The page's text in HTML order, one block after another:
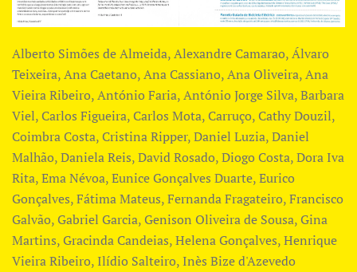
Alberto Simões de Almeida, Alexandre Camarao, Álvaro
Teixeira, Ana Caetano, ​Ana Cassiano, ​Ana Oliveira, Ana
Vieira Ribeiro, António Faria, António Jorge Silva, Barbara
Viel, Carlos Figueira, Carlos Mota, Carruço, Cathy Douzil,
Coimbra Costa, Cristina Ripper, Daniel Luzia, Daniel
Malhão, ​Daniela Reis, David Rosado, Diogo Costa, Dora Iva
Rita, Ema Névoa, Eunice Gonçalves Duarte, Eurico
Gonçalves, Fátima Mateus, Fernanda Fragateiro, Francisco
Galvão, Gabriel Garcia, Genison Oliveira de Sousa, Gina
Martins, Gracinda Candeias, Helena Gonçalves, Henrique
Vieira Ribeiro, Ilídio Salteiro, Inès Bize d'Azevedo